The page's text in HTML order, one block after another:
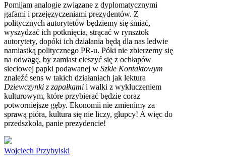
Pomijam analogie związane z dyplomatycznymi
gafami i przejęzyczeniami prezydentów. Z
politycznych autorytetów będziemy się śmiać,
wyszydzać ich potknięcia, strącać w rynsztok
autorytety, dopóki ich działania będą dla nas ledwie
namiastką politycznego PR-u. Póki nie zbierzemy się
na odwagę, by zamiast cieszyć się z ochłapów
sieciowej papki podawanej w Szkle Kontaktowym
znaleźć sens w takich działaniach jak lektura
Dziewczynki z zapałkami i walki z wykluczeniem
kulturowym, które przybierać będzie coraz
potworniejsze gęby. Ekonomii nie zmienimy za
sprawą pióra, kultura się nie liczy, głupcy! A więc do
przedszkola, panie prezydencie!
Wojciech Przybylski